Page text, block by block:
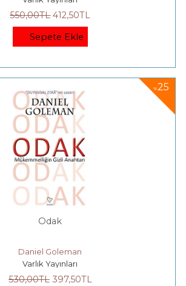
550,00TL 412,50TL
Sepete Ekle
%25
Odak
Daniel Goleman
Varlık Yayınları
530,00TL 397,50TL